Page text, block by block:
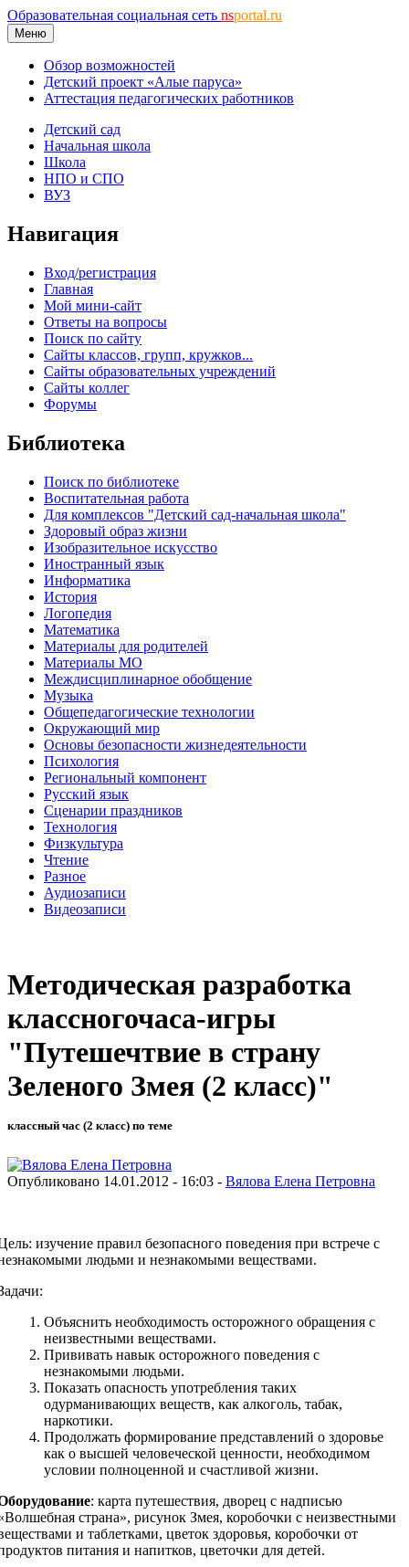
Образовательная социальная сеть nsportal.ru
Меню
Обзор возможностей
Детский проект «Алые паруса»
Аттестация педагогических работников
Детский сад
Начальная школа
Школа
НПО и СПО
ВУЗ
Навигация
Вход/регистрация
Главная
Мой мини-сайт
Ответы на вопросы
Поиск по сайту
Сайты классов, групп, кружков...
Сайты образовательных учреждений
Сайты коллег
Форумы
Библиотека
Поиск по библиотеке
Воспитательная работа
Для комплексов "Детский сад-начальная школа"
Здоровый образ жизни
Изобразительное искусство
Иностранный язык
Информатика
История
Логопедия
Математика
Материалы для родителей
Материалы МО
Междисциплинарное обобщение
Музыка
Общепедагогические технологии
Окружающий мир
Основы безопасности жизнедеятельности
Психология
Региональный компонент
Русский язык
Сценарии праздников
Технология
Физкультура
Чтение
Разное
Аудиозаписи
Видеозаписи
Методическая разработка
классногочаса-игры
"Путешечтвие в страну
Зеленого Змея (2 класс)"
классный час (2 класс) по теме
Опубликовано 14.01.2012 - 16:03 - Вялова Елена Петровна
изучение правил безопасного поведения при встрече с
людьми и незнакомыми веществами.
Объяснить необходимость осторожного обращения с
неизвестными веществами.
Прививать навык осторожного поведения с
незнакомыми людьми.
Показать опасность употребления таких
одурманивающих веществ, как алкоголь, табак,
наркотики.
Продолжать формирование представлений о здоровье
как о высшей человеческой ценности, необходимом
условии полноценной и счастливой жизни.
: карта путешествия, дворец с надписью
страна», рисунок Змея, коробочки с неизвестными
и таблетками, цветок здоровья, коробочки от
питания и напитков, цветочки для детей.